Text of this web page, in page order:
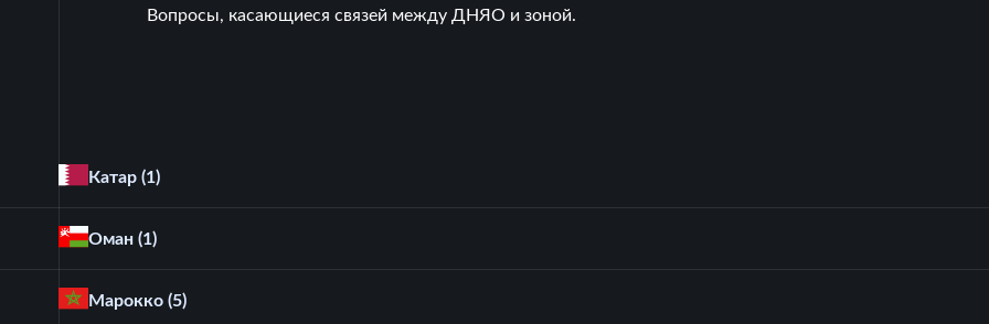
Вопросы, касающиеся связей между ДНЯО и зоной.
Катар (1)
Оман (1)
Марокко (5)